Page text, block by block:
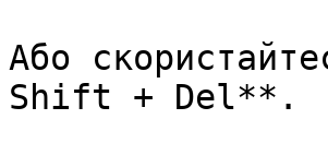
Або
Shift + Del**.